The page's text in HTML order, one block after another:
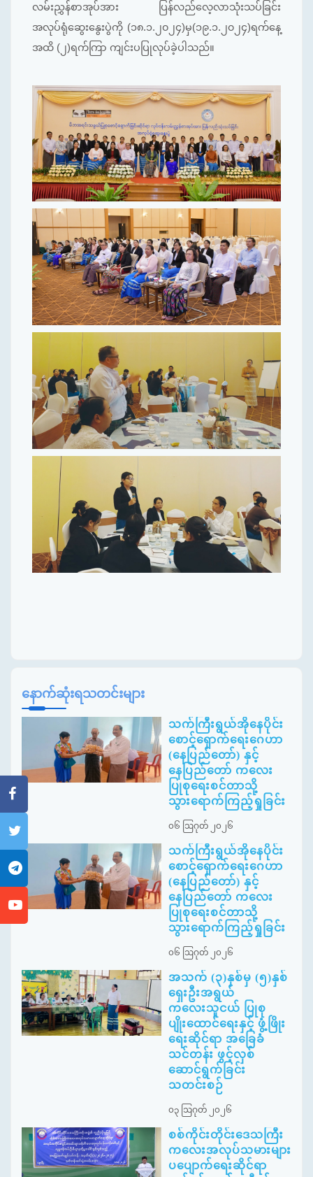
လမ်းညွှန်စာအုပ်အား ပြန်လည်လေ့လာသုံးသပ်ခြင်း
အလုပ်ရုံဆွေးနွေးပွဲကို (၁၈.၁.၂၀၂၄)မှ(၁၉.၁.၂၀၂၄)ရက်နေ့
အထိ (၂)ရက်ကြာ ကျင်းပပြုလုပ်ခဲ့ပါသည်။
နောက်ဆုံးရသတင်းများ
သက်ကြီးရွယ်အိုနေပိုင်း
စောင့်ရှောက်ရေးဂေဟာ
(နေပြည်တော်) နှင့်
နေပြည်တော် ကလေး
ပြုစုရေးစင်တာသို့
သွားရောက်ကြည့်ရှုခြင်း
၀၆ ဩဂုတ် ၂၀၂၆
သက်ကြီးရွယ်အိုနေပိုင်း
စောင့်ရှောက်ရေးဂေဟာ
(နေပြည်တော်) နှင့်
နေပြည်တော် ကလေး
ပြုစုရေးစင်တာသို့
သွားရောက်ကြည့်ရှုခြင်း
၀၆ ဩဂုတ် ၂၀၂၆
အသက် (၃)နှစ်မှ (၅)နှစ်
ရှေးဦးအရွယ်
ကလေးသူငယ် ပြုစု
ပျိုးထောင်ရေးနှင့် ဖွံ့ဖြိုး
ရေးဆိုင်ရာ အခြေခံ
သင်တန်း ဖွင့်လှစ်
ဆောင်ရွက်ခြင်း
သတင်းစဉ်
၀၃ ဩဂုတ် ၂၀၂၆
စစ်ကိုင်းတိုင်းဒေသကြီး
ကလေးအလုပ်သမားများ
ပပျောက်ရေးဆိုင်ရာ